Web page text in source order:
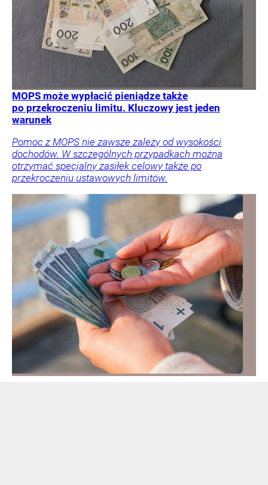
MOPS może wypłacić pieniądze także
po przekroczeniu limitu. Kluczowy jest jeden
warunek
Pomoc z MOPS nie zawsze zależy od wysokości
dochodów. W szczególnych przypadkach można
otrzymać specjalny zasiłek celowy także po
przekroczeniu ustawowych limitów.